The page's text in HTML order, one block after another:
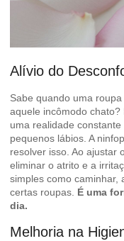
Alívio do
Sabe quando uma
aquele incômodo
uma realidade
pequenos lábios. A
resolver isso. Ao ajustar
eliminar o atrito e a
simples como caminhar,
certas roupas. É uma
dia.
Melhoria na